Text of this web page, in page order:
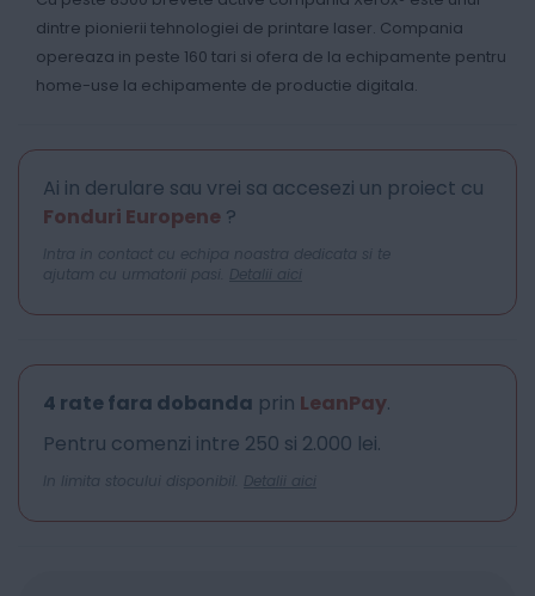
dintre pionierii tehnologiei de printare laser. Compania
opereaza in peste 160 tari si ofera de la echipamente pentru
home-use la echipamente de productie digitala.
Ai in derulare sau vrei sa accesezi un proiect cu
Fonduri Europene ?
Intra in contact cu echipa noastra dedicata si te
ajutam cu urmatorii pasi. Detalii aici
4 rate fara dobanda prin LeanPay.
Pentru comenzi intre 250 si 2.000 lei.
In limita stocului disponibil. Detalii aici